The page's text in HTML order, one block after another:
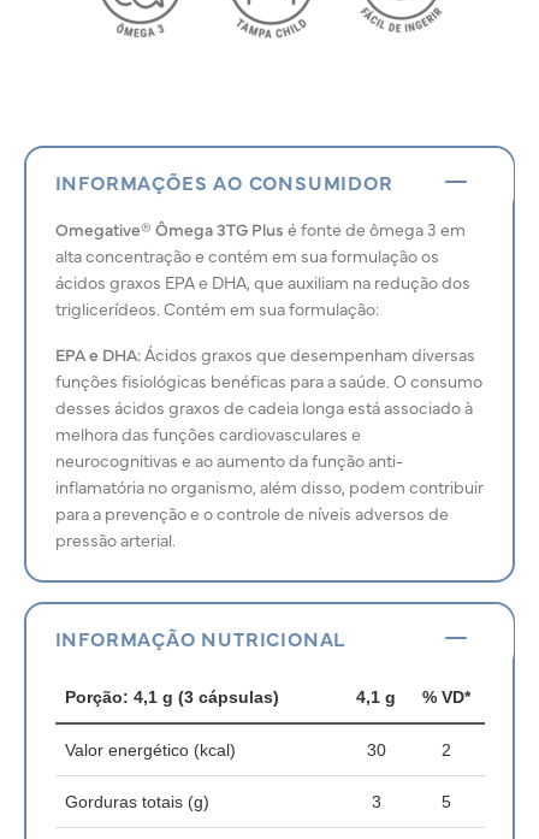
INFORMAÇÕES AO CONSUMIDOR
Omegative® Ômega 3TG Plus é fonte de ômega 3 em
alta concentração e contém em sua formulação os
ácidos graxos EPA e DHA, que auxiliam na redução dos
triglicerídeos. Contém em sua formulação:
EPA e DHA:Ácidos graxos que desempenham diversas
funções fisiológicas benéficas para a saúde. O consumo
desses ácidos graxos de cadeia longa está associado à
melhora das funções cardiovasculares e
neurocognitivas e ao aumento da função anti-
inflamatória no organismo, além disso, podem contribuir
para a prevenção e o controle de níveis adversos de
pressão arterial.
INFORMAÇÃO NUTRICIONAL
Porção: 4,1 g (3 cápsulas) 4,1 g % VD*
Valor energético (kcal) 30 2
Gorduras totais (g) 3 5